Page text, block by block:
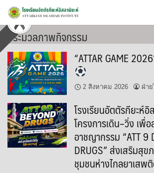
Skip
content
ประมวลภาพกิจกรรม
“ATTAR GAME
2 สิงหาคม 2026 ฝ่า
โรงเรียนอัตตัรกียะห์
โครงการเดิน–วิ่ง เพื่
อาชญากรรม “ATT 9
DRUGS” ส่งเสริมสุ
ชุมชนห่างไกลยาเสพ